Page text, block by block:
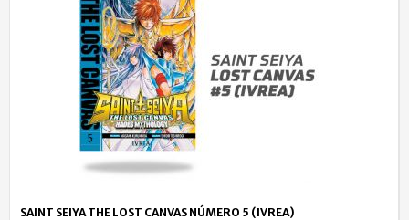
SAINT SEIYA THE LOST CANVAS NÚMERO 5 (IVREA)